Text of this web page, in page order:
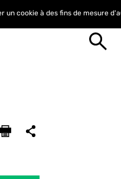
un cookie à des fins de mesure